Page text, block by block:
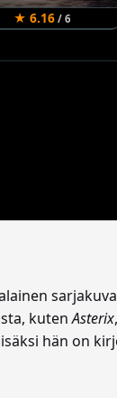
★ 6.16 / 6
kutenAsterix,
hän on